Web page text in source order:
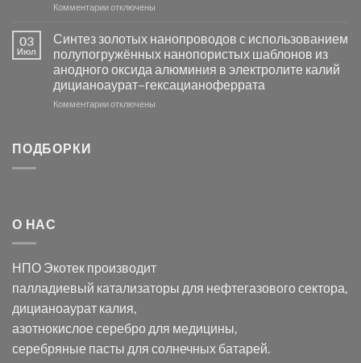
Серебра-
в
видимом
свете
с
помощью
модификации
Комментариик
серебра
с
электродов
серебра
и
отключены
03
Июл
Синтез золотых нанопроводов с использованием
полупогружённых нанопористых шаблонов из
анодного оксида алюминия в электролите калий
дицианоаурат–гексацианоферрата
Комментариик
оксида
в
электролите
калий
дицианоаурат–
гексацианоферрата
отключены
ПОДБОРКИ
О НАС
НПО Экотек производит
палладиевый катализаторы для нефтегазового сектора,
дицианоаурат калия,
азотнокислое серебро для медицины,
серебряные пасты для солнечных батарей.